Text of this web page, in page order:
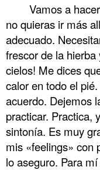
Vamos a hacer
no quieras ir más
adecuado.
frescor de la
cielos! Me dices
calor en todo el
acuerdo. Dejemos
practicar. Practica,
sintonía. Es muy
mis «feelings» con
lo aseguro. Para